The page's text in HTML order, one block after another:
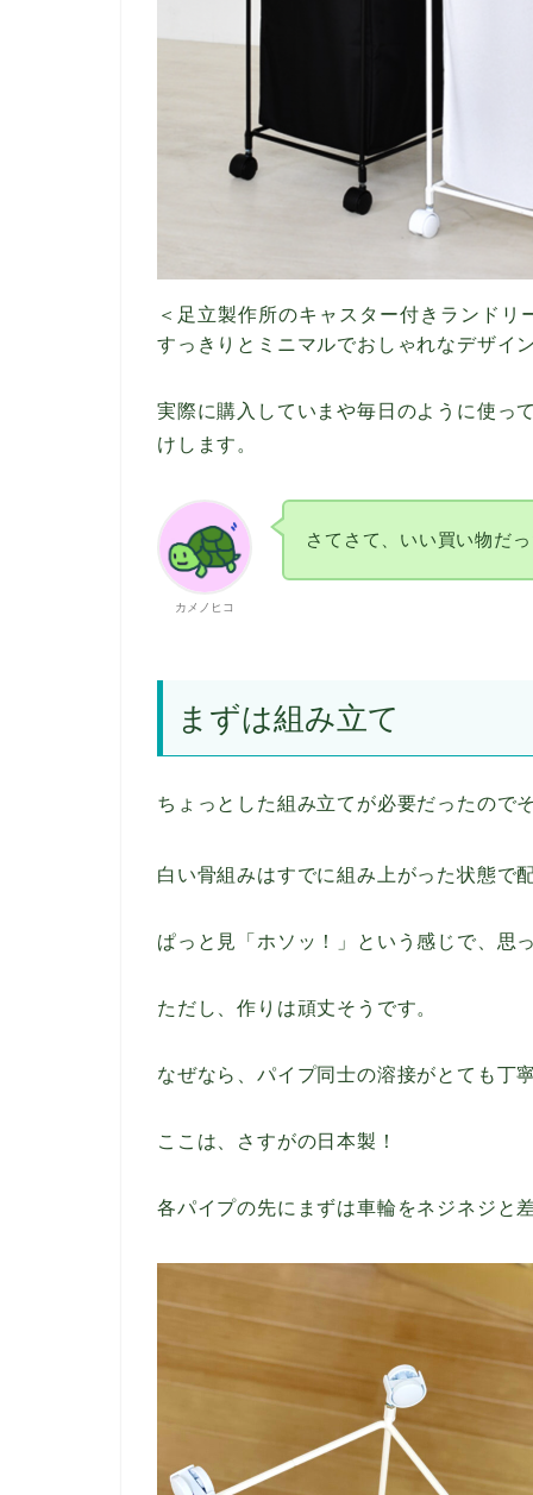
＜足立製作所のキャスター付きランドリ
すっきりとミニマルでおしゃれなデザイ
実際に購入していまや毎日のように使っ
けします。
カメノヒコ
さてさて、いい買い物だ
まずは組み立て
ちょっとした組み立てが必要だったので
白い骨組みはすでに組み上がった状態で
ぱっと見「ホソッ！」という感じで、思
ただし、作りは頑丈そうです。
なぜなら、パイプ同士の溶接がとても丁
ここは、さすがの日本製！
各パイプの先にまずは車輪をネジネジと